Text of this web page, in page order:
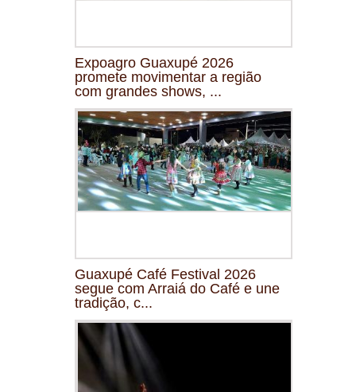
Expoagro Guaxupé 2026
promete movimentar a região
com grandes shows, ...
Guaxupé Café Festival 2026
segue com Arraiá do Café e une
tradição, c...